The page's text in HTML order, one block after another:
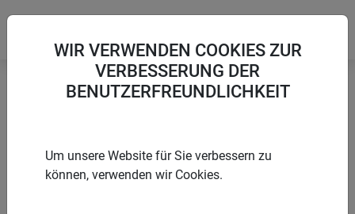
WIR VERWENDEN COOKIES ZUR
VERBESSERUNG DER
BENUTZERFREUNDLICHKEIT
Um unsere Website für Sie verbessern zu
können, verwenden wir Cookies.